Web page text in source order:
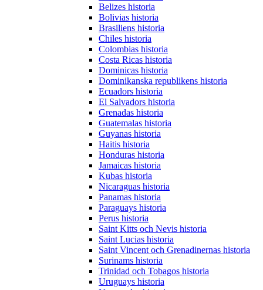
Belizes historia
Bolivias historia
Brasiliens historia
Chiles historia
Colombias historia
Costa Ricas historia
Dominicas historia
Dominikanska republikens historia
Ecuadors historia
El Salvadors historia
Grenadas historia
Guatemalas historia
Guyanas historia
Haitis historia
Honduras historia
Jamaicas historia
Kubas historia
Nicaraguas historia
Panamas historia
Paraguays historia
Perus historia
Saint Kitts och Nevis historia
Saint Lucias historia
Saint Vincent och Grenadinernas historia
Surinams historia
Trinidad och Tobagos historia
Uruguays historia